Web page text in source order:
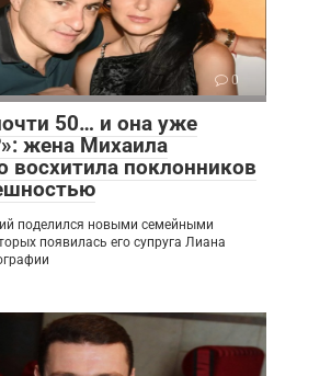
0
50… и она уже
жена Михаила
восхитила поклонников
поделился новыми семейными
появилась его супруга Лиана